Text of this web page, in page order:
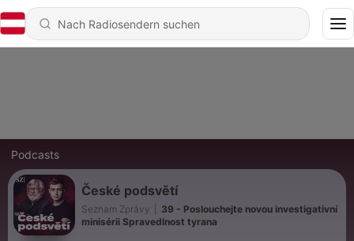
Podcasts
České podsvětí
Seznam Zprávy
39 - Poslouchejte novou investigativní
minisérii Spravedlnost tyrana